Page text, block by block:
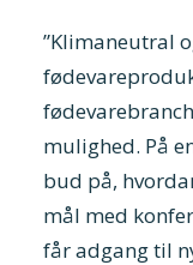
”Klimaneutral
mulighed. På
bud på,
mål med
får adgang til